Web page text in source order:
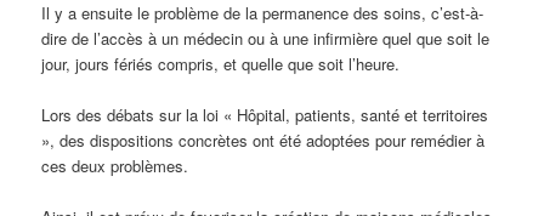
Il y a ensuite le problème de la permanence des soins, c’est-à-
dire de l’accès à un médecin ou à une infirmière quel que soit le
jour, jours fériés compris, et quelle que soit l’heure.
Lors des débats sur la loi « Hôpital, patients, santé et territoires
», des dispositions concrètes ont été adoptées pour remédier à
ces deux problèmes.